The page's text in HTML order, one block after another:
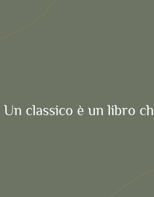
Un classico è un libro